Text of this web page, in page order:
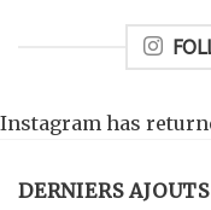
Instagram has
DERNIERS AJOUTS